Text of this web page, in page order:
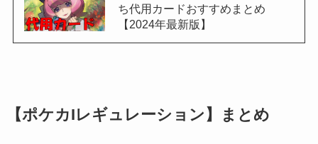
ち代用カードおすすめまとめ
【2024年最新版】
【ポケカIレギュレーション】まとめ